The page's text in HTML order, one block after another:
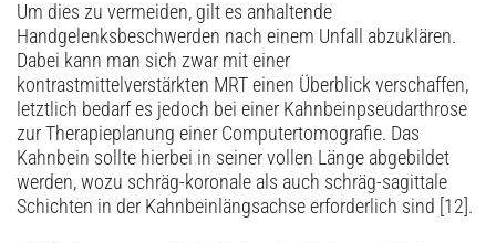
Um dies zu vermeiden, gilt es anhaltende
Handgelenksbeschwerden nach einem Unfall abzuklären.
Dabei kann man sich zwar mit einer
kontrastmittelverstärkten MRT einen Überblick verschaffen,
letztlich bedarf es jedoch bei einer Kahnbeinpseudarthrose
zur Therapieplanung einer Computertomografie. Das
Kahnbein sollte hierbei in seiner vollen Länge abgebildet
werden, wozu schräg-koronale als auch schräg-sagittale
Schichten in der Kahnbeinlängsachse erforderlich sind [12].